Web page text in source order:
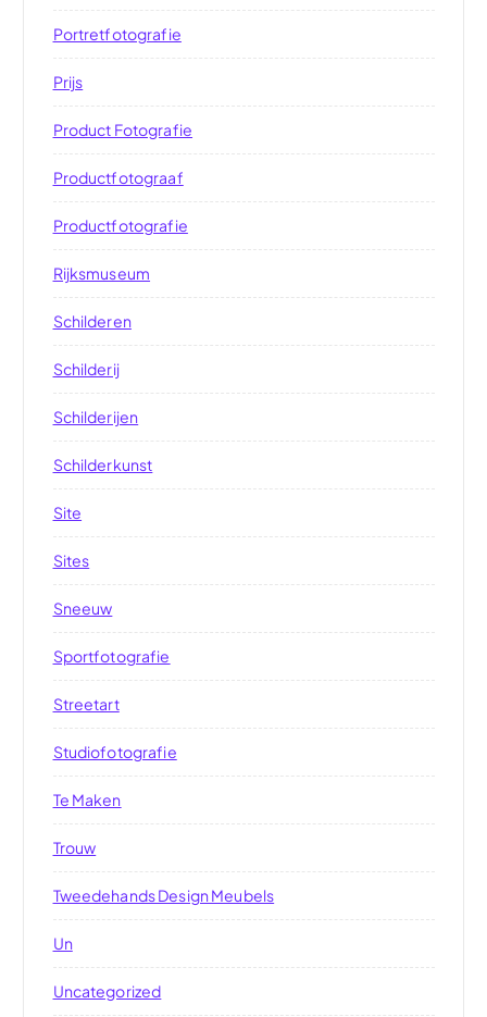
Portretfotografie
Prijs
Product Fotografie
Productfotograaf
Productfotografie
Rijksmuseum
Schilderen
Schilderij
Schilderijen
Schilderkunst
Site
Sites
Sneeuw
Sportfotografie
Streetart
Studiofotografie
Te Maken
Trouw
Tweedehands Design Meubels
Un
Uncategorized